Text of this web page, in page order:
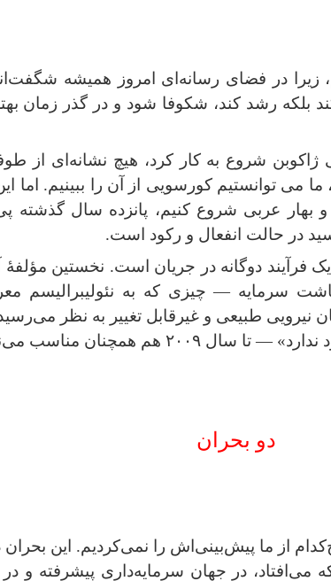
زیرا در فضای رسانه‌ای امروز همیشه
بلکه رشد کند، شکوفا شود و در گذر زمان
شروع به کار کرد، هیچ نشانه‌ای از
توانستیم کورسویی از آن را ببینیم. اما
و بهار عربی شروع کنیم، پانزده سال
در حالت انفعال و رکود است.
دوگانه در جریان است. نخستین مؤلفهٔ آن
سرمایه — چیزی که به
طبیعی و غیرقابل‌ تغییر به نظر
— تا سال ۲۰۰۹ هم همچنان مناسب
دو بحران
از ما پیش‌بینی‌اش را نمی‌کردیم. این بحران
در جهان سرمایه‌داری پیشرفته و